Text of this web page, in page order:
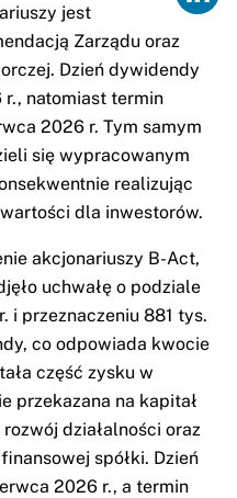
jest
Zarządu oraz
Dzień dywidendy
r., natomiast termin
2026 r. Tym samym
się wypracowanym
realizując
dla inwestorów.
akcjonariuszy B-Act,
uchwałę o podziale
i przeznaczeniu 881 tys.
co odpowiada kwocie
część zysku w
przekazana na kapitał
działalności oraz
spółki. Dzień
2026 r., a termin